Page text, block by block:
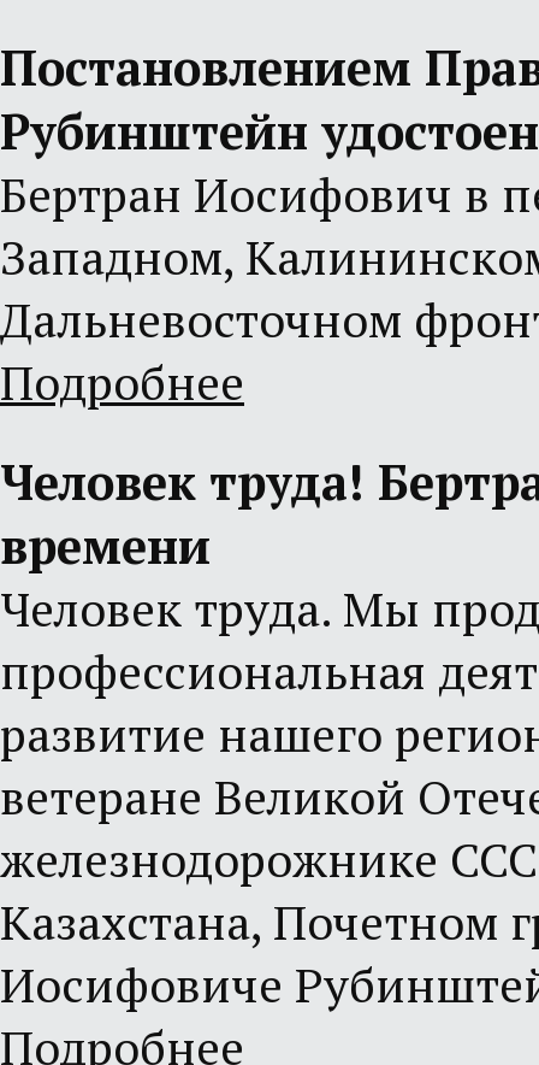
Постановлением
Рубинштейн
Бертран Иосифович в
Западном,
Дальневосточном
Подробнее
Человек труда!
времени
Человек труда. Мы
профессиональная
развитие нашего
ветеране Великой
железнодорожнике
Казахстана, Почетном
Иосифовиче
Подробнее